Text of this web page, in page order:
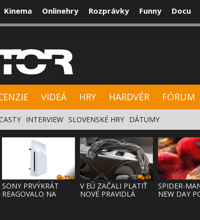
Kinema Onlinehry Rozprávky Funny Docu
VIDEÁ HRY HARDVÉR FÓRUM
INTERVIEW SLOVENSKÉ HRY DÁTUMY
274
SONY PRVÝKRÁT
REAGOVALO NA
49
V EÚ ZAČALI PLATIŤ
NOVÉ PRAVIDLÁ
SPIDER-
NEW DAY